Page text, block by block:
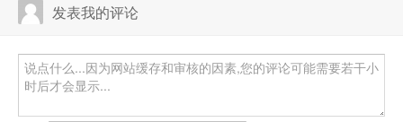
发表我的评论